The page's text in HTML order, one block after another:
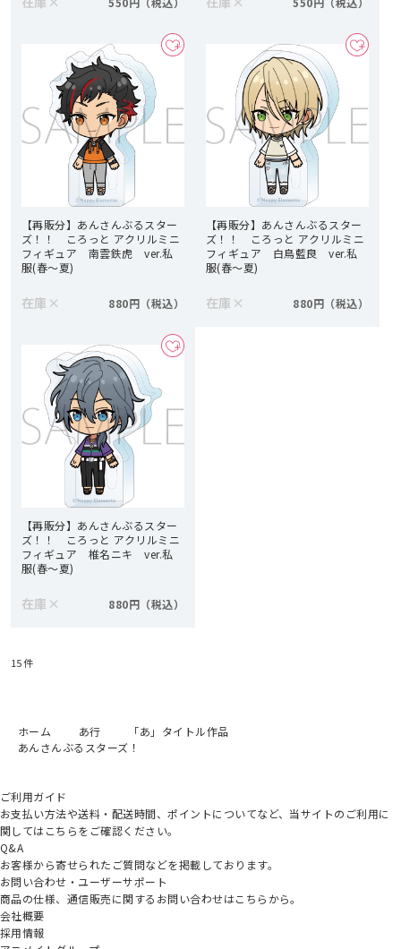
【再販分】あんさんぶるスター
ズ！！ ころっと アクリルミニ
フィギュア 南雲鉄虎 ver.私
服(春～夏)
在庫 × 880円
【再販分】あんさんぶるスター
ズ！！ ころっと アクリルミニ
フィギュア 白鳥藍良 ver.私
服(春～夏)
在庫 × 880円
【再販分】あんさんぶるスター
ズ！！ ころっと アクリルミニ
フィギュア 椎名ニキ ver.私
服(春～夏)
在庫 × 880円
15件
ホーム あ行
「あ」タイトル作品
あんさんぶるスターズ！
ご利用ガイド
お支払い方法や送料・配送時間、ポイントについてなど、当サイトのご利用に
関してはこちらをご確認ください。
Q&A
お客様から寄せられたご質問などを掲載しております。
お問い合わせ・ユーザーサポート
商品の仕様、通信販売に関するお問い合わせはこちらから。
会社概要
採用情報